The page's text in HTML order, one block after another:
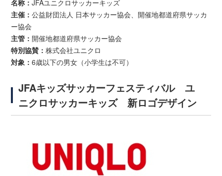
名称：JFAユニクロサッカーキッズ
主催：公益財団法人 日本サッカー協会、開催地都道府県サッカ
ー協会
主管： 開催地都道府県サッカー協会
特別協賛：株式会社ユニクロ
対象：6歳以下の男女（小学生は不可）
JFAキッズサッカーフェスティバル ユ
ニクロサッカーキッズ 新ロゴデザイン